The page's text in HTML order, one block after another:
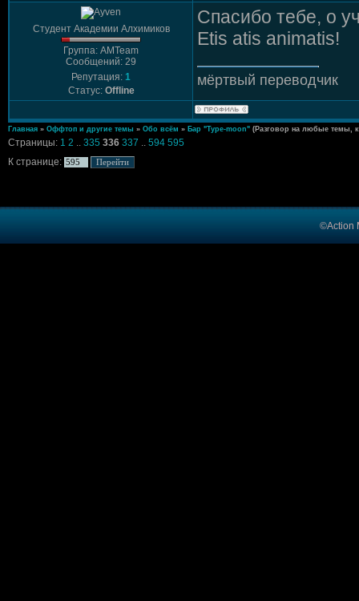
Студент Академии Алхимиков
Группа: AMTeam
Сообщений: 29
Репутация: 1
Статус: Offline
Спасибо тебе, о
Etis atis animatis!
мёртвый переводчик
Главная » Оффтоп и другие темы » Обо всём » Бар "Type-moon" (Разговор на любые темы,
Страницы: 1 2 .. 335 336 337 .. 594 595
К странице:
©Action